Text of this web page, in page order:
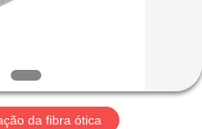
da fibra ótica